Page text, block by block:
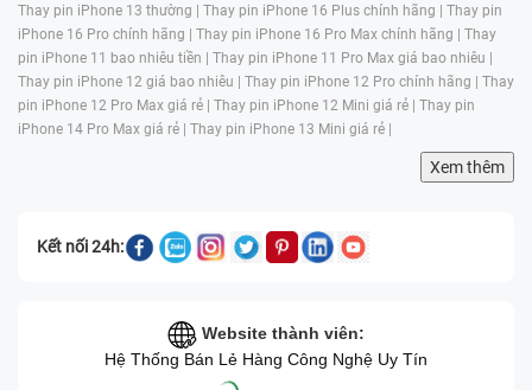
Thay pin iPhone 13 thường | Thay pin iPhone 16 Plus chính hãng | Thay pin
iPhone 16 Pro chính hãng | Thay pin iPhone 16 Pro Max chính hãng | Thay
pin iPhone 11 bao nhiêu tiền | Thay pin iPhone 11 Pro Max giá bao nhiêu |
Thay pin iPhone 12 giá bao nhiêu | Thay pin iPhone 12 Pro chính hãng | Thay
pin iPhone 12 Pro Max giá rẻ | Thay pin iPhone 12 Mini giá rẻ | Thay pin
iPhone 14 Pro Max giá rẻ | Thay pin iPhone 13 Mini giá rẻ |
Xem thêm
Kết nối 24h:
Website thành viên:
Hệ Thống Bán Lẻ Hàng Công Nghệ Uy Tín